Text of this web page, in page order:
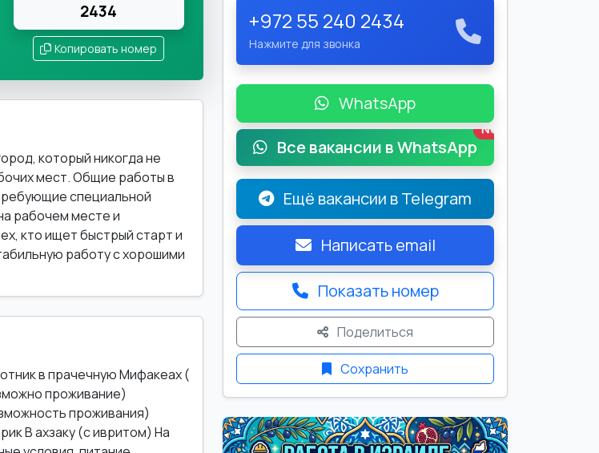
2434
Копировать номер
который никогда не
мест. Общие работы в
специальной
рабочем месте и
кто ищет быстрый старт и
работу с хорошими
в прачечную Мифакеах (
проживание)
проживания)
В ахзаку (с ивритом) На
+972 55 240 2434
Нажмите для звонка
WhatsApp
Все вакансии в WhatsApp
New
Ещё вакансии в Telegram
Написать email
Показать номер
Поделиться
Сохранить